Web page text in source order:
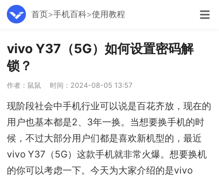
首页 手机百科 使用教程
vivo Y37（5G）如何设置密码解
锁？
作者：鼠鼠 时间：2024-08-05 13:57
现阶段社会中手机行业可以说是百花齐放，现在的
用户也基本都是2、3年一换。当想要换手机的时
候，不过大部分用户们都是喜欢新机型的，最近
vivo Y37（5G）这款手机就非常火爆。想要换机
的你可以考虑一下。今天为大家介绍的是vivo